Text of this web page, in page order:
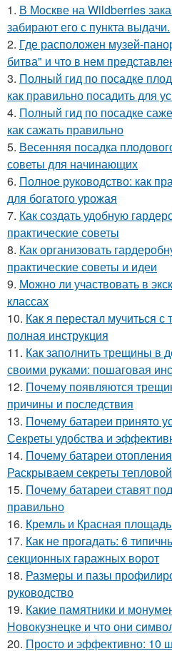
1. В Москве на Wildberries
забирают его с пункта выдачи.
2. Где расположен музей-
битва" и что в нем
3. Полный гид по посадке
как правильно посадить для
4. Полный гид по посадке
как сажать правильно
5. Весенняя посадка
советы для начинающих
6. Полное руководство: как
для богатого урожая
7. Как создать удобную
практические советы
8. Как организовать
практические советы и идеи
9. Можно ли участвовать в
классах
10. Как я перестал мучиться
полная инструкция
11. Как заполнить трещины в
своими руками: пошаговая
12. Почему появляются
причины и последствия
13. Почему батареи принято
Секреты удобства и
14. Почему батареи
Раскрываем секреты
15. Почему батареи ставят
правильно
16. Кремль и Красная
17. Как не прогадать: 6
секционных гаражных ворот
18. Размеры и пазы
руководство
19. Какие памятники и
Новокузнецке и что они
20. Просто и эффективно: 10